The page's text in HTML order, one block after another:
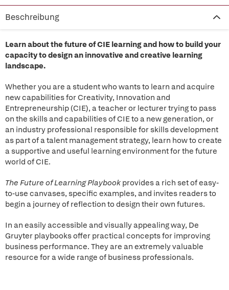
Beschreibung
Learn about the future of CIE learning and how to build your
capacity to design an innovative and creative learning
landscape.
Whether you are a student who wants to learn and acquire
new capabilities for Creativity, Innovation and
Entrepreneurship (CIE), a teacher or lecturer trying to pass
on the skills and capabilities of CIE to a new generation, or
an industry professional responsible for skills development
as part of a talent management strategy, learn how to create
a supportive and useful learning environment for the future
world of CIE.
The Future of Learning Playbook provides a rich set of easy-
to-use canvases, specific examples, and invites readers to
begin a journey of reflection to design their own futures.
In an easily accessible and visually appealing way, De
Gruyter playbooks offer practical concepts for improving
business performance. They are an extremely valuable
resource for a wide range of business professionals.